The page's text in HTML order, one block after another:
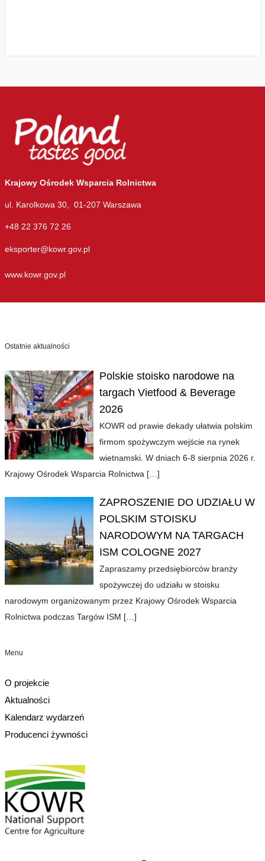
Krajowy Ośrodek Wsparcia Rolnictwa
ul. Karolkowa 30, 01-207 Warszawa
+48 22 376 72 26
eksporter@kowr.gov.pl
www.kowr.gov.pl
Ostatnie aktualności
Polskie stoisko narodowe na
targach Vietfood & Beverage
2026
KOWR od prawie dekady ułatwia polskim
firmom spożywczym wejście na rynek
wietnamski. W dniach 6-8 sierpnia 2026 r.
Krajowy Ośrodek Wsparcia Rolnictwa […]
ZAPROSZENIE DO UDZIAŁU W
POLSKIM STOISKU
NARODOWYM NA TARGACH
ISM COLOGNE 2027
Zapraszamy przedsiębiorców branży
spożywczej do udziału w stoisku
narodowym organizowanym przez Krajowy Ośrodek Wsparcia
Rolnictwa podczas Targów ISM […]
Menu
O projekcie
Aktualności
Kalendarz wydarzeń
Producenci żywności